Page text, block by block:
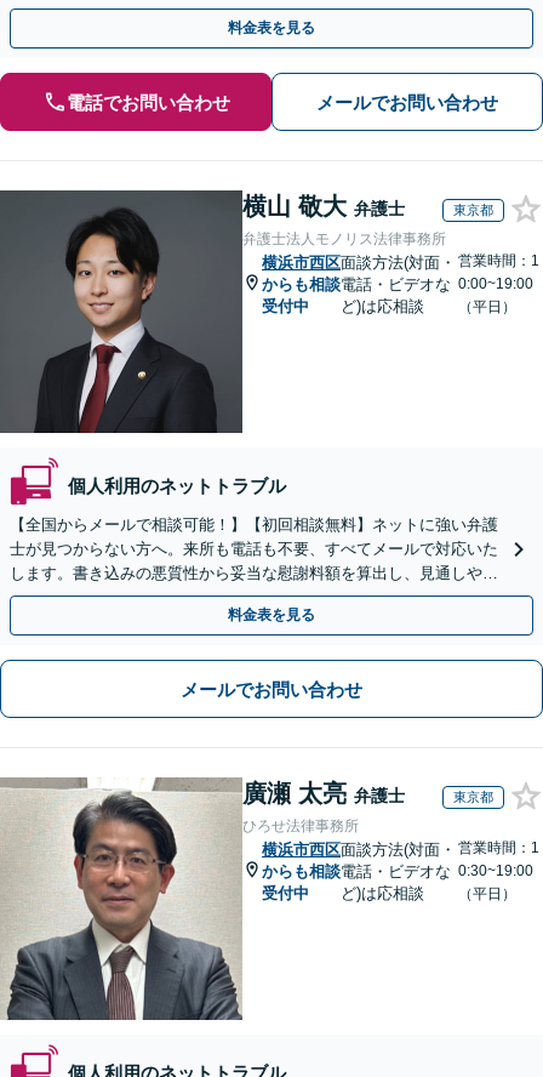
対応可。企業のネットトラブルもお任せ【土日祝対応可】
料金表を見る
電話でお問い合わせ メールでお問い合わせ
横山 敬大 弁護士 東京都
弁護士法人モノリス法律事務所
横浜市西区
からも相談
受付中
面談方法(対面・
電話・ビデオな
ど)は応相談
営業時間：1
0:00~19:00
（平日）
個人利用のネットトラブル
【全国からメールで相談可能！】【初回相談無料】ネットに強い弁護
士が見つからない方へ。来所も電話も不要、すべてメールで対応いた
します。書き込みの悪質性から妥当な慰謝料額を算出し、見通しや費
用面のリスクも包み隠さずお伝えしサポートします。
料金表を見る
メールでお問い合わせ
廣瀬 太亮 弁護士 東京都
ひろせ法律事務所
横浜市西区
からも相談
受付中
面談方法(対面・
電話・ビデオな
ど)は応相談
営業時間：1
0:30~19:00
（平日）
個人利用のネットトラブル